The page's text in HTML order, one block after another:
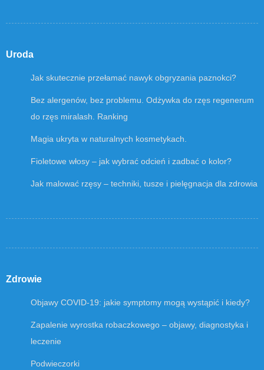
Uroda
Jak skutecznie przełamać nawyk obgryzania paznokci?
Bez alergenów, bez problemu. Odżywka do rzęs regenerum
do rzęs miralash. Ranking
Magia ukryta w naturalnych kosmetykach.
Fioletowe włosy – jak wybrać odcień i zadbać o kolor?
Jak malować rzęsy – techniki, tusze i pielęgnacja dla zdrowia
Zdrowie
Objawy COVID-19: jakie symptomy mogą wystąpić i kiedy?
Zapalenie wyrostka robaczkowego – objawy, diagnostyka i
leczenie
Podwieczorki